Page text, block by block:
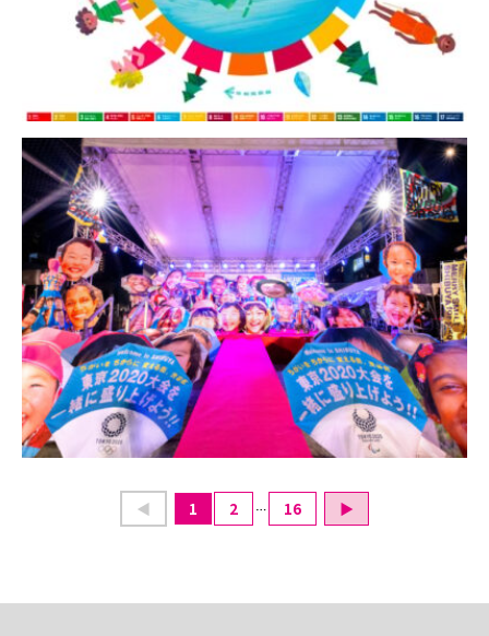
1 2 … 16